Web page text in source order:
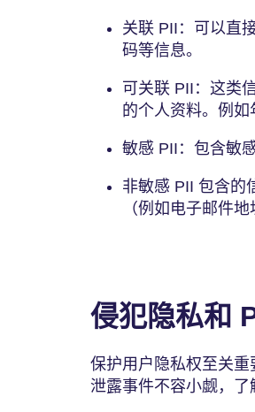
关联 PII：可以直
码等信息。
可关联 PII：这类
的个人资料。例如
敏感 PII：包含敏
非敏感 PII 包含的
（例如电子邮件
侵犯隐私和
保护用户隐私权至关
泄露事件不容小觑，了